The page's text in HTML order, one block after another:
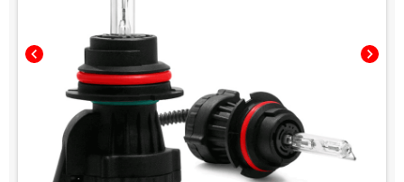
chevron_left chevron_right